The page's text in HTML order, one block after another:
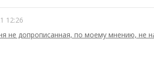
12:26
не допрописанная, по моему мнению, не